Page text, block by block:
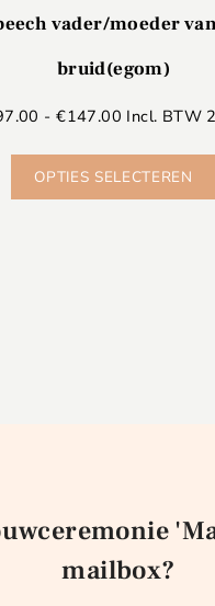
vader/moeder
bruid(egom)
- €147.00 Incl. BTW
OPTIES SELECTEREN
mailbox?